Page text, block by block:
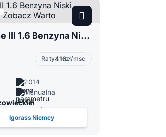
Renault Megane III 1.6 Benzyna Niski Przebieg 87 tys km Zobacz Warto
Raty416zł/msc
2014
Manualna
Igorass Niemcy